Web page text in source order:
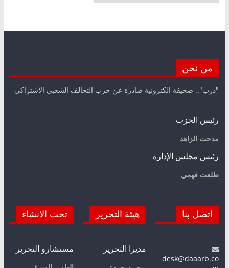
من نحن
"درب".. صحيفة الكترونية صادرة عن حزب التحالف الشعبي الاشتراكي
رئيس الحزب
مدحت الزاهد
رئيس مجلس الإدارة
طلعت فهمي
اتصل بنا
desk@daaarb.co
هيئة التحرير
مديرا التحرير
تحت الانشاء
مستشارو التحرير